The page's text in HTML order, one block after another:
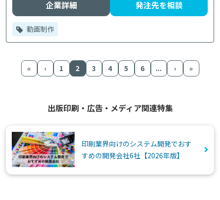
企業詳細 発注先を相談
動画制作
« ‹ 1 2 3 4 5 6 ... › »
出版印刷・広告・メディア関連特集
印刷業界向けのシステム開発でおす
すめの開発会社6社【2026年版】